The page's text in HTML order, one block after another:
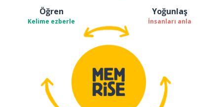
Öğren
Kelime ezberle
Yoğunlaş
İnsanları anla